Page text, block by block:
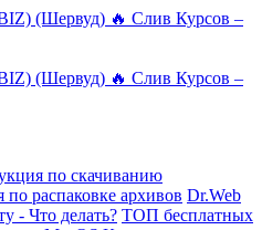
по скачиванию
распаковке архивов Dr.Web
- Что делать? ТОП бесплатных